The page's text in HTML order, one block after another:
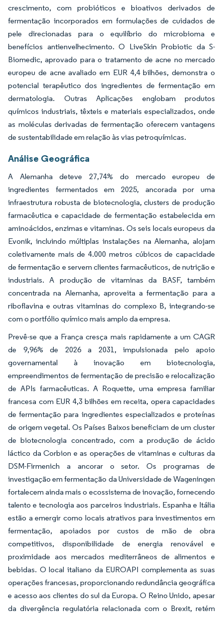
crescimento, com probióticos e bioativos derivados de
fermentação incorporados em formulações de cuidados de
pele direcionadas para o equilíbrio do microbioma e
benefícios antienvelhecimento. O LiveSkin Probiotic da S-
Biomedic, aprovado para o tratamento de acne no mercado
europeu de acne avaliado em EUR 4,4 bilhões, demonstra o
potencial terapêutico dos ingredientes de fermentação em
dermatologia. Outras Aplicações englobam produtos
químicos industriais, têxteis e materiais especializados, onde
as moléculas derivadas de fermentação oferecem vantagens
de sustentabilidade em relação às vias petroquímicas.
Análise Geográfica
A Alemanha deteve 27,74% do mercado europeu de
ingredientes fermentados em 2025, ancorada por uma
infraestrutura robusta de biotecnologia, clusters de produção
farmacêutica e capacidade de fermentação estabelecida em
aminoácidos, enzimas e vitaminas. Os seis locais europeus da
Evonik, incluindo múltiplas instalações na Alemanha, alojam
coletivamente mais de 4.000 metros cúbicos de capacidade
de fermentação e servem clientes farmacêuticos, de nutrição e
industriais. A produção de vitaminas da BASF, também
concentrada na Alemanha, aproveita a fermentação para a
riboflavina e outras vitaminas do complexo B, integrando-se
com o portfólio químico mais amplo da empresa.
Prevê-se que a França cresça mais rapidamente a um CAGR
de 9,96% de 2026 a 2031, impulsionada pelo apoio
governamental à inovação em biotecnologia,
empreendimentos de fermentação de precisão e relocalização
de APIs farmacêuticas. A Roquette, uma empresa familiar
francesa com EUR 4,3 bilhões em receita, opera capacidades
de fermentação para ingredientes especializados e proteínas
de origem vegetal. Os Países Baixos beneficiam de um cluster
de biotecnologia concentrado, com a produção de ácido
láctico da Corbion e as operações de vitaminas e culturas da
DSM-Firmenich a ancorar o setor. Os programas de
investigação em fermentação da Universidade de Wageningen
fortalecem ainda mais o ecossistema de inovação, fornecendo
talento e tecnologia aos parceiros industriais. Espanha e Itália
estão a emergir como locais atrativos para investimentos em
fermentação, apoiados por custos de mão de obra
competitivos, disponibilidade de energia renovável e
proximidade aos mercados mediterrâneos de alimentos e
bebidas. O local italiano da EUROAPI complementa as suas
operações francesas, proporcionando redundância geográfica
e acesso aos clientes do sul da Europa. O Reino Unido, apesar
da divergência regulatória relacionada com o Brexit, retém